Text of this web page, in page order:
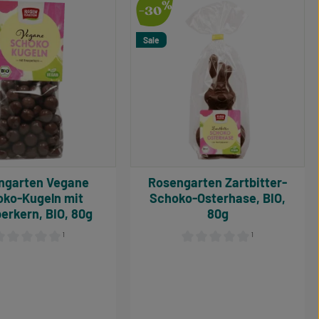
¹
Vegane
Kugeln mit
BIO, 80g
-30%
Sale
¹
Rosengarten Zartbitter-
Schoko-Osterhase, BIO,
80g